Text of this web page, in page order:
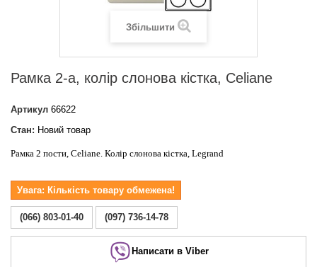
Збільшити
Рамка 2-а, колір слонова кістка, Celiane
Артикул 66622
Стан: Новий товар
Рамка 2 пости, Celiane. Колір слонова кістка, Legrand
Увага: Кількість товару обмежена!
(066) 803-01-40 (097) 736-14-78
Написати в Viber